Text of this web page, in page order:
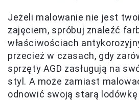
Jeżeli malowanie nie jest
zajęciem, spróbuj znaleźć
właściwościach
przecież w czasach, gdy
sprzęty AGD zasługują na
styl. A może zamiast
odnowić swoją starą